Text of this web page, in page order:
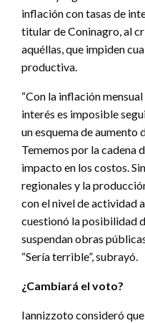
inflación con tasas de
titular de Coninagro, al
aquéllas, que impiden
productiva.
“Con la inflación
interés es imposible
un esquema de aumento
Tememos por la cadena
impacto en los costos.
regionales y la
con el nivel de actividad
cuestionó la posibilidad
suspendan obras
“Sería terrible”, subrayó.
¿Cambiará el voto?
Iannizzoto consideró